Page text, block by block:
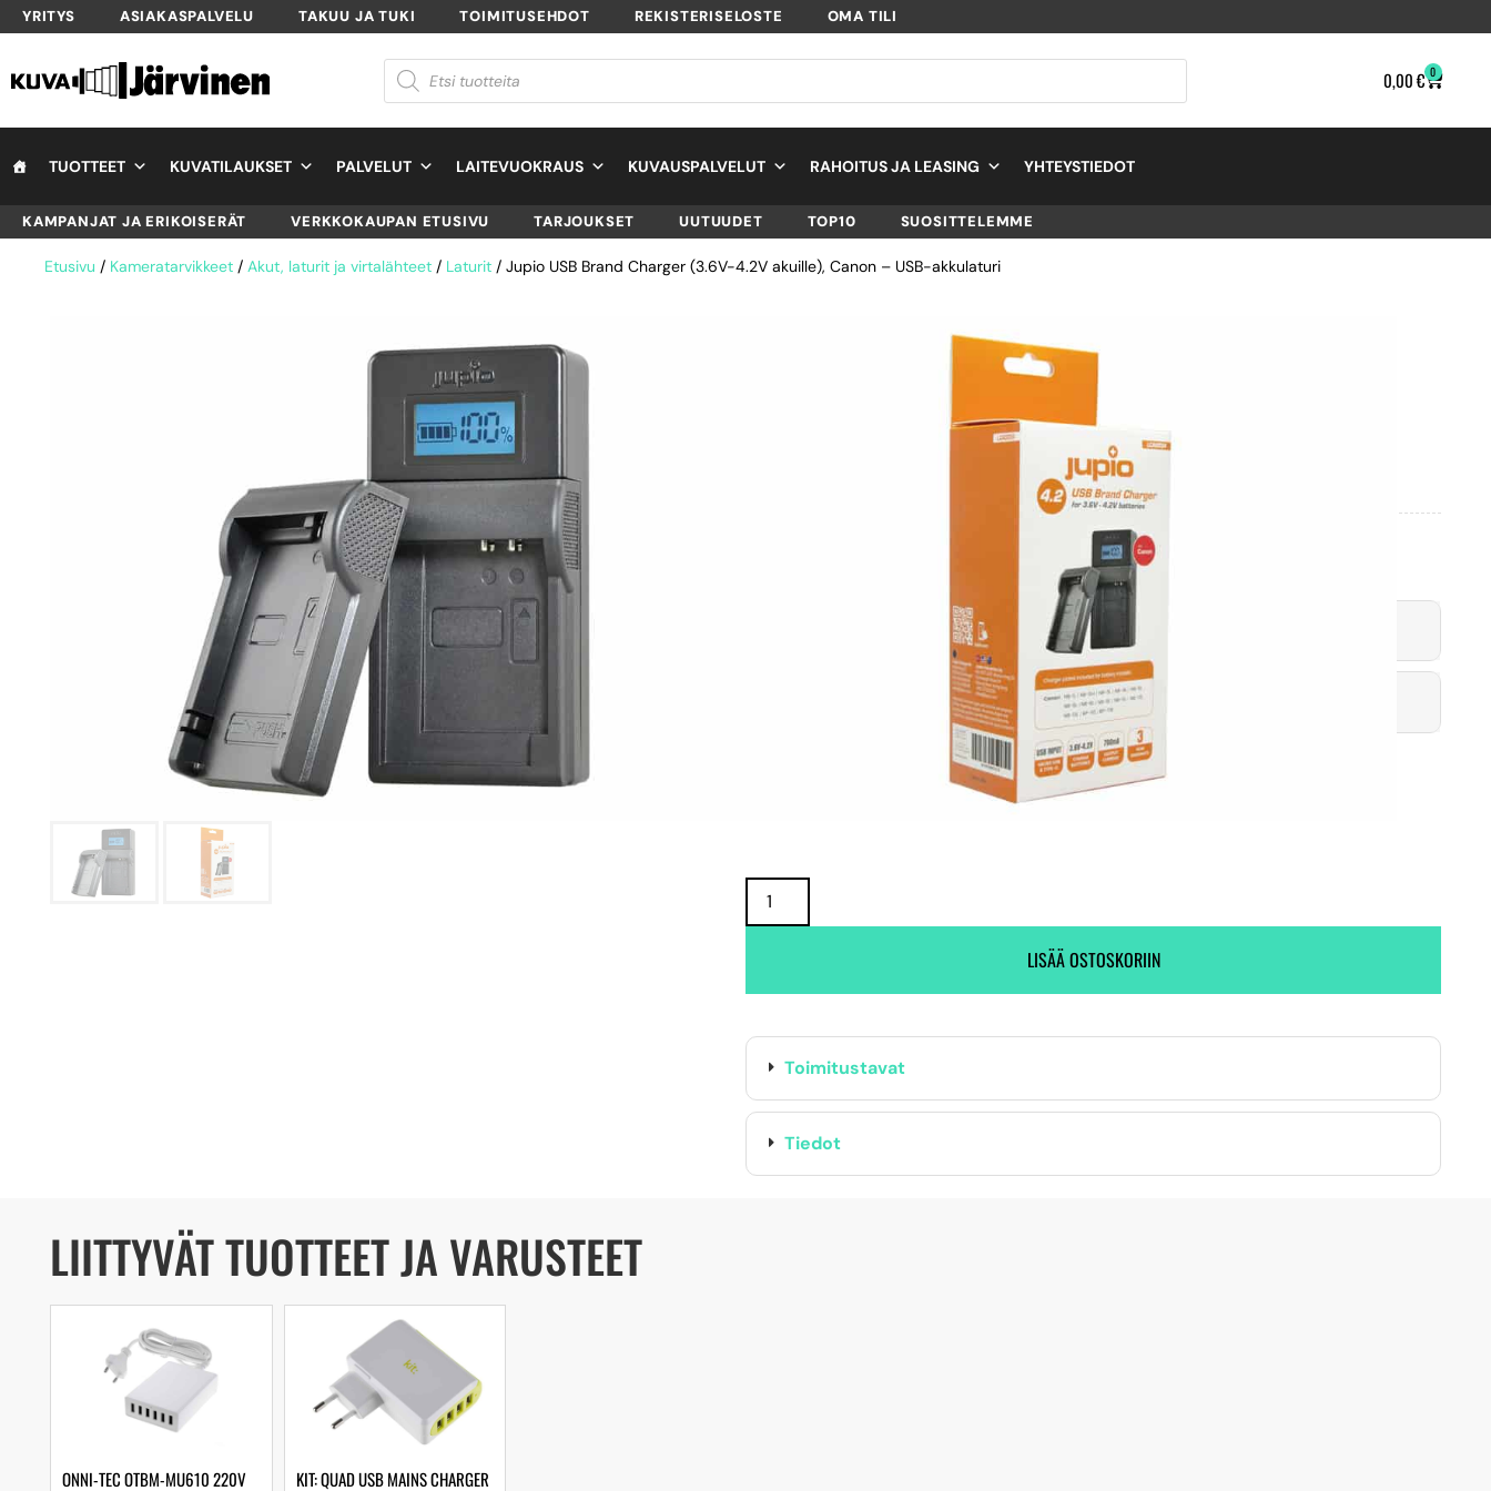
YRITYS ASIAKASPALVELU TAKUU JA TUKI TOIMITUSEHDOT REKISTERISELOSTE OMA TILI
0,00€ 0
TUOTTEET KUVATILAUKSET PALVELUT LAITEVUOKRAUS KUVAUSPALVELUT RAHOITUS JA LEASING YHTEYSTIEDOT
KAMPANJAT JA ERIKOISERÄT VERKKOKAUPAN ETUSIVU TARJOUKSET UUTUUDET TOP10 SUOSITTELEMME
Etusivu / Kameratarvikkeet / Akut, laturit ja virtalähteet / Laturit / Jupio USB Brand Charger (3.6V-4.2V akuille), Canon – USB-akkulaturi
JUPIO USB BRAND
CHARGER (3.6V-4.2V
AKUILLE), CANON –
USB-AKKULATURI
Toimitus heti! (7 kpl varastossa)
Maahantuojan varasto: 27 kpl varastossa.
LISÄÄ OSTOSKORIIN
Toimitustavat
Tiedot
LIITTYVÄT TUOTTEET JA VARUSTEET
ONNI-TEC OTBM-MU610 220V
KIT: QUAD USB MAINS CHARGER